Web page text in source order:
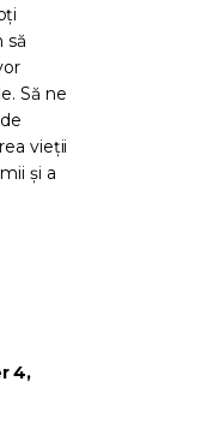
să
Să ne
vieții
și a
4,